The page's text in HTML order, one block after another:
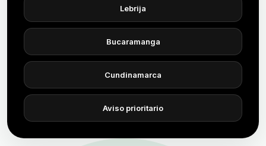
Lebrija
Bucaramanga
Cundinamarca
Aviso prioritario